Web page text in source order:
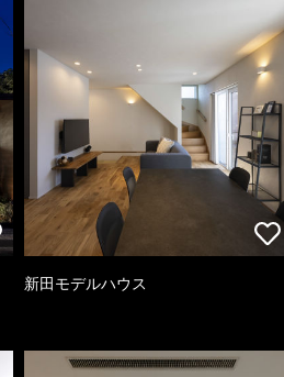
新田モデルハウス